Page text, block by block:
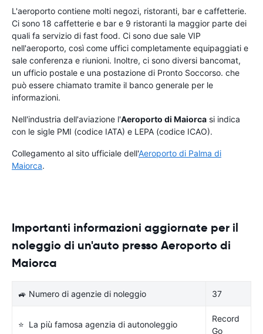
L'aeroporto contiene molti negozi, ristoranti, bar e caffetterie.
Ci sono 18 caffetterie e bar e 9 ristoranti la maggior parte dei
quali fa servizio di fast food. Ci sono due sale VIP
nell'aeroporto, così come uffici completamente equipaggiati e
sale conferenza e riunioni. Inoltre, ci sono diversi bancomat,
un ufficio postale e una postazione di Pronto Soccorso. che
può essere chiamato tramite il banco generale per le
informazioni.
Nell'industria dell'aviazione l'Aeroporto di Maiorca si indica
con le sigle PMI (codice IATA) e LEPA (codice ICAO).
Collegamento al sito ufficiale dell'Aeroporto di Palma di
Maiorca.
Importanti informazioni aggiornate per il
noleggio di un'auto presso Aeroporto di
Maiorca
🚙 Numero di agenzie di noleggio 37
⭐ La più famosa agenzia di autonoleggio
Record
Go